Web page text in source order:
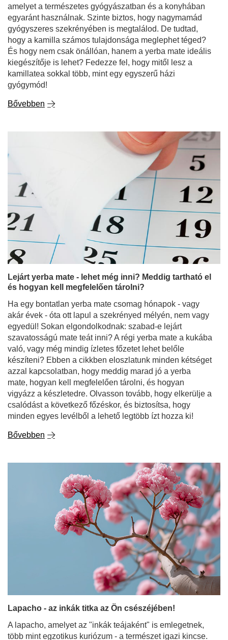
amelyet a természetes gyógyászatban és a konyhában
egyaránt használnak. Szinte biztos, hogy nagymamád
gyógyszeres szekrényében is megtalálod. De tudtad,
hogy a kamilla számos tulajdonsága meglephet téged?
És hogy nem csak önállóan, hanem a yerba mate ideális
kiegészítője is lehet? Fedezze fel, hogy mitől lesz a
kamillatea sokkal több, mint egy egyszerű házi
gyógymód!
Bővebben
Lejárt yerba mate - lehet még inni? Meddig tartható el
és hogyan kell megfelelően tárolni?
Ha egy bontatlan yerba mate csomag hónapok - vagy
akár évek - óta ott lapul a szekrényed mélyén, nem vagy
egyedül! Sokan elgondolkodnak: szabad-e lejárt
szavatosságú mate teát inni? A régi yerba mate a kukába
való, vagy még mindig ízletes főzetet lehet belőle
készíteni? Ebben a cikkben eloszlatunk minden kétséget
azzal kapcsolatban, hogy meddig marad jó a yerba
mate, hogyan kell megfelelően tárolni, és hogyan
vigyázz a készletedre. Olvasson tovább, hogy elkerülje a
csalódást a következő főzéskor, és biztosítsa, hogy
minden egyes levélből a lehető legtöbb ízt hozza ki!
Bővebben
Lapacho - az inkák titka az Ön csészéjében!
A lapacho, amelyet az "inkák teájaként" is emlegetnek,
több mint egzotikus kuriózum - a természet igazi kincse.